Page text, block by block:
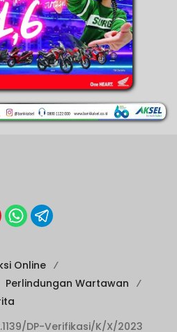
Online
Perlindungan Wartawan
DP-Verifikasi/K/X/2023